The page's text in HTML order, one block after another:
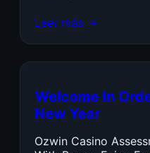
Leer más →
Welcome In
New Year
Ozwin Casino